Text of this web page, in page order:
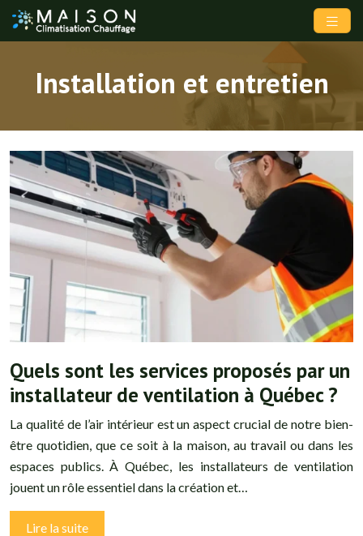
Installation et entretien
Quels sont les services proposés par un
installateur de ventilation à Québec ?
La qualité de l’air intérieur est un aspect crucial de notre bien-
être quotidien, que ce soit à la maison, au travail ou dans les
espaces publics. À Québec, les installateurs de ventilation
jouent un rôle essentiel dans la création et…
Lire la suite